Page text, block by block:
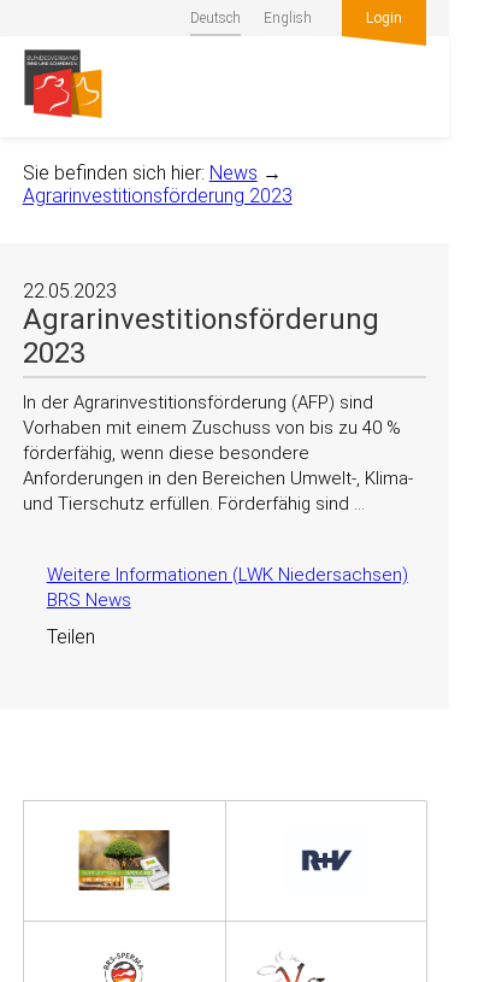
Deutsch English Login
Sie befinden sich hier: News →
Agrarinvestitionsförderung 2023
22.05.2023
Agrarinvestitionsförderung
2023
In der Agrarinvestitionsförderung (AFP) sind
Vorhaben mit einem Zuschuss von bis zu 40 %
förderfähig, wenn diese besondere
Anforderungen in den Bereichen Umwelt-, Klima-
und Tierschutz erfüllen. Förderfähig sind …
Weitere Informationen (LWK Niedersachsen)
BRS News
Teilen